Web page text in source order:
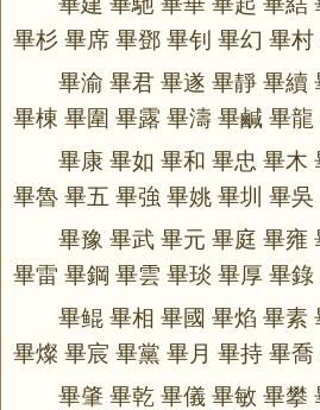
畢杉 畢席 畢鄧 畢钊 畢幻 畢村
畢渝 畢君 畢遂 畢靜 畢續
畢棟 畢圍 畢露 畢濤 畢鹹 畢
畢康 畢如 畢和 畢忠 畢木
畢魯 畢五 畢強 畢姚 畢圳 畢吳
畢豫 畢武 畢元 畢庭 畢雍
畢雷 畢鋼 畢雲 畢琰 畢厚 畢錄
畢鲲 畢相 畢國 畢焰 畢素
畢燦 畢宸 畢黨 畢月 畢持 畢
畢肇 畢乾 畢儀 畢敏 畢攀